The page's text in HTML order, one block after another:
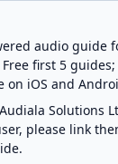
audio guide
first 5
on iOS and
Solutions
please link